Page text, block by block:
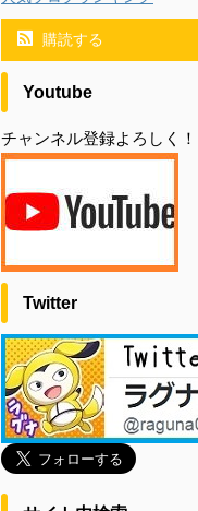
購読する
Youtube
チャンネル登録よろしく！
Twitter